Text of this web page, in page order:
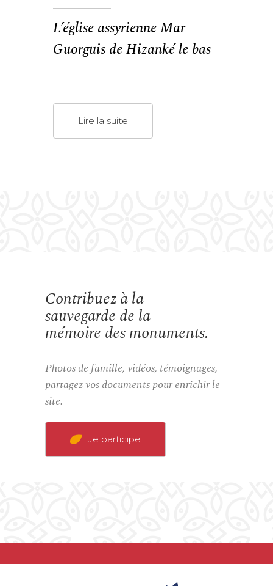
L’église assyrienne Mar
Guorguis de Hizanké le bas
Lire la suite
Contribuez à la
sauvegarde de la
mémoire des monuments.
Photos de famille, vidéos, témoignages,
partagez vos documents pour enrichir le
site.
Je participe